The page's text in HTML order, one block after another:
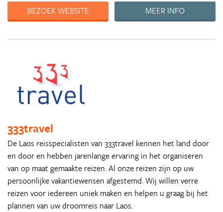
BEZOEK WEBSITE
MEER INFO
333travel
De Laos reisspecialisten van 333travel kennen het land door
en door en hebben jarenlange ervaring in het organiseren
van op maat gemaakte reizen. Al onze reizen zijn op uw
persoonlijke vakantiewensen afgestemd. Wij willen verre
reizen voor iedereen uniek maken en helpen u graag bij het
plannen van uw droomreis naar Laos.